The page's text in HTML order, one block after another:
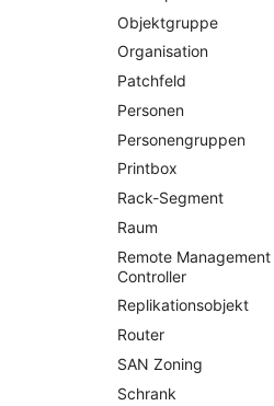
Freigabenzugriff
Gastsysteme
Gerät
Grafikkarte
Gruppenmitgliedschaft
Handbuchzuweisung
Hostadapter (HBA)
Hostadresse
Installation
IP-Liste
Kabel
Karten
Kontaktzuweisung
Laufwerk
Objektgruppe
Organisation
Patchfeld
Personen
Personengruppen
Printbox
Rack-Segment
Raum
Remote Management
Controller
Replikationsobjekt
Router
SAN Zoning
Schrank